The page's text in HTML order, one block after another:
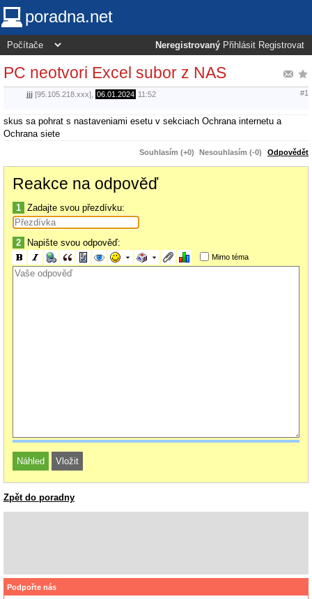
poradna.net
Neregistrovaný Přihlásit Registrovat
PC neotvori Excel subor z NAS
jjj [95.105.218.xxx], 06.01.2024 11:52 #1
skus sa pohrat s nastaveniami esetu v sekciach Ochrana internetu a
Ochrana siete
Souhlasím (+0) Nesouhlasím (-0) Odpovědět
Reakce na odpověď
1 Zadajte svou přezdívku:
2 Napište svou odpověď:
Mimo téma
Zpět do poradny
Podpořte nás